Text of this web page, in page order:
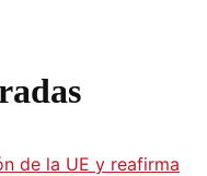
de la UE y reafirma